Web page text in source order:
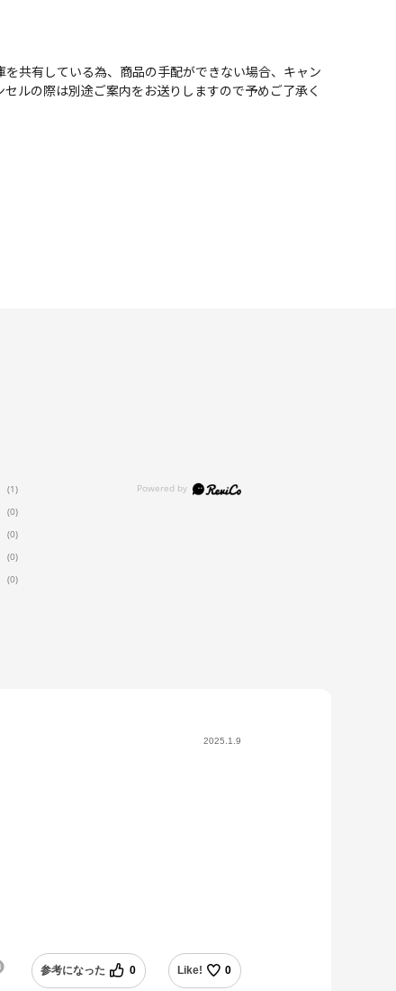
共有している為、商品の手配ができない場合、キャン
ルの際は別途ご案内をお送りしますので予めご了承く
(1)
(0)
(0)
(0)
(0)
2025.1.9
参考になった 0 Like! 0